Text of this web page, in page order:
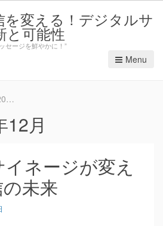
を変える！デジタルサ
と可能性
セージを鮮やかに！”
Menu
12月
ネージが変え
未来